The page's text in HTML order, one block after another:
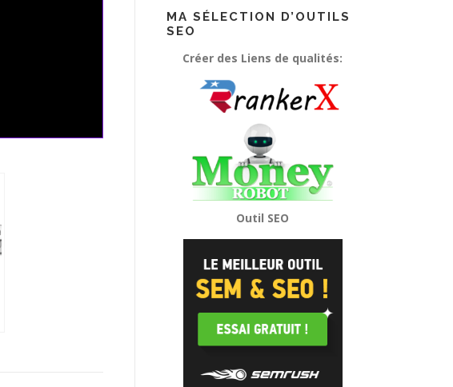
MA SÉLECTION D’OUTILS
SEO
Créer des Liens de qualités:
Outil SEO